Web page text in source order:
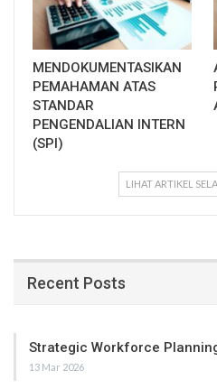
MENDOKUMENTASIKAN
PEMAHAMAN ATAS
STANDAR
PENGENDALIAN INTERN
(SPI)
LIHAT ARTIKEL
Recent Posts
Strategic Workforce
13 Mar 2026